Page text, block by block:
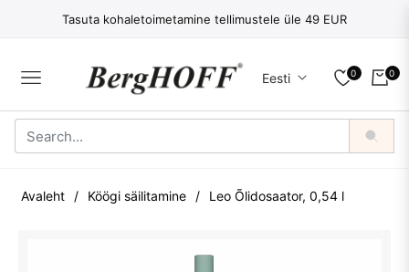
Tasuta kohaletoimetamine tellimustele üle 49 EUR
NAVIGATION Eesti 0 0
Avaleht / Köögi säilitamine / Leo Õlidosaator, 0,54 l